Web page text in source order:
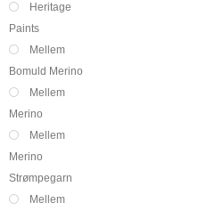
Heritage
Paints
Mellem
Bomuld Merino
Mellem
Merino
Mellem
Merino
Strømpegarn
Mellem